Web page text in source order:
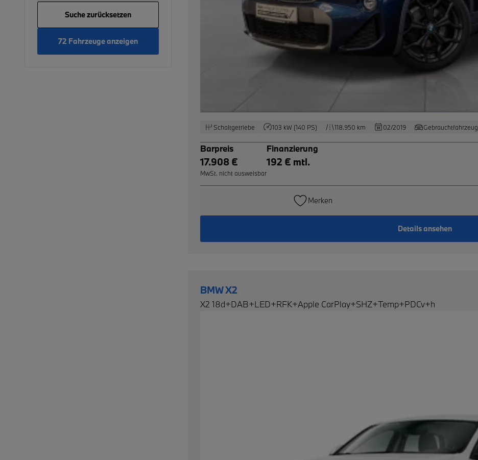
Suche zurücksetzen
72 Fahrzeuge anzeigen
Schaltgetriebe 103 kW (140 PS) 118.950 km 02/2019 Gebrauchtfahrzeug
Barpreis
17.908 €
MwSt. nicht ausweisbar
Finanzierung
192 € mtl.
Details ansehen
Merken
BMW X2
X2 18d+DAB+LED+RFK+Apple CarPlay+SHZ+Temp+PDCv+h